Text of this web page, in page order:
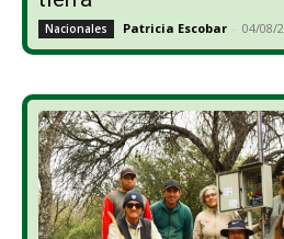
Nacionales Patricia Escobar - 04/08/